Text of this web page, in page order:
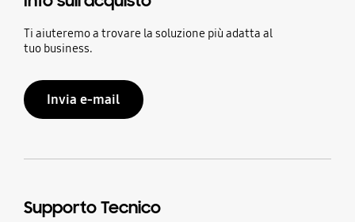
Ti aiuteremo a trovare la soluzione più adatta al
tuo business.
Invia e-mail
Supporto Tecnico